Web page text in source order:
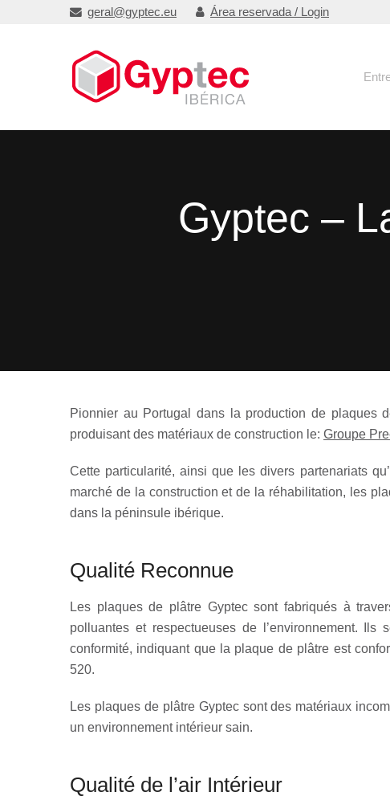
geral@gyptec.eu Área reservada / Login
Gyptec –
Pionnier au Portugal dans la production de plaques
produisant des matériaux de construction le: Groupe
Cette particularité, ainsi que les divers partenariats
marché de la construction et de la réhabilitation, les
dans la péninsule ibérique.
Qualité Reconnue
Les plaques de plâtre Gyptec sont fabriqués à
polluantes et respectueuses de l’environnement. Ils
conformité, indiquant que la plaque de plâtre est
520.
Les plaques de plâtre Gyptec sont des matériaux
un environnement intérieur sain.
Qualité de l’air Intérieur